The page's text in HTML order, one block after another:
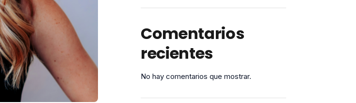
Comentarios
recientes
No hay comentarios que mostrar.